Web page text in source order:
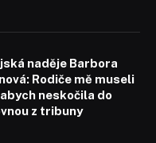
naděje Barbora
Rodiče mě museli
neskočila do
z tribuny